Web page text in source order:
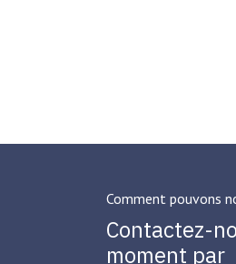
Comment pouvons
Contactez-
moment par